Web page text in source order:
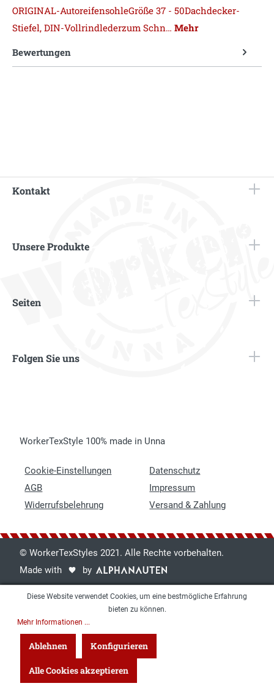
ORIGINAL-AutoreifensohleGröße 37 - 50Dachdecker-
Stiefel, DIN-Vollrindlederzum Schn… Mehr
Bewertungen
Kontakt
Unsere Produkte
Seiten
Folgen Sie uns
Cookie-Einstellungen
Datenschutz
AGB
Impressum
Widerrufsbelehrung
Versand & Zahlung
WorkerTexStyle 100% made in Unna
© WorkerTexStyles 2021. Alle Rechte vorbehalten.
Made with
by
Diese Website verwendet Cookies, um eine bestmögliche Erfahrung
bieten zu können.
Mehr Informationen ...
Ablehnen Konfigurieren
Alle Cookies akzeptieren